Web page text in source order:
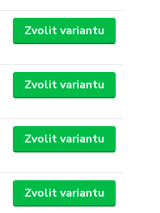
Zvolit variantu
Zvolit variantu
Zvolit variantu
Zvolit variantu